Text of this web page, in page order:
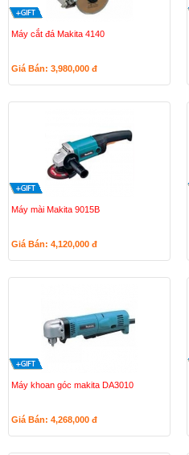
Máy cắt đá Makita 4140
Giá Bán: 3,980,000 đ
Máy mài Makita 9015B
Giá Bán: 4,120,000 đ
Máy khoan góc makita DA3010
Giá Bán: 4,268,000 đ